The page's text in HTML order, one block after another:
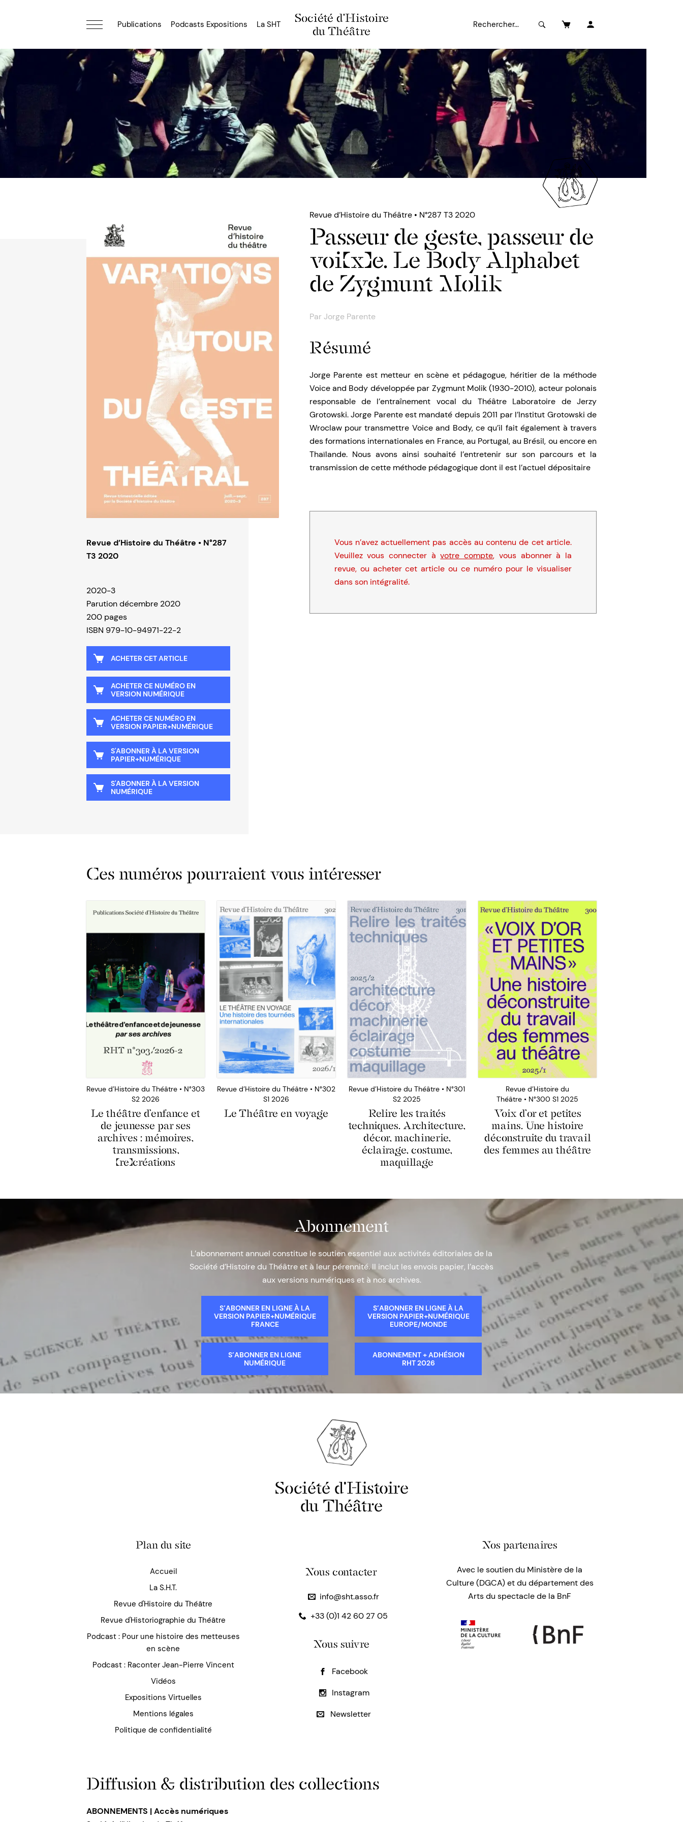
Société d'Histoire
du Théâtre
Publications Podcasts Expositions La SHT
Revue d’Histoire du Théâtre • N°287
T3 2020
2020-3
Parution décembre 2020
200 pages
ISBN 979-10-94971-22-2
ACHETER CET ARTICLE
ACHETER CE NUMÉRO EN
VERSION NUMÉRIQUE
ACHETER CE NUMÉRO EN
VERSION PAPIER+NUMÉRIQUE
S'ABONNER À LA VERSION
PAPIER+NUMÉRIQUE
S'ABONNER À LA VERSION
NUMÉRIQUE
Revue d’Histoire du Théâtre • N°287 T3 2020
Passeur de geste, passeur de
voi(x)e. Le Body Alphabet
de Zygmunt Molik
ParJorge Parente
Résumé
Jorge Parente est metteur en scène et pédagogue, héritier de la méthode
Voice and Body développée par Zygmunt Molik (1930-2010), acteur polonais
responsable de l’entraînement vocal du Théâtre Laboratoire de Jerzy
Grotowski. Jorge Parente est mandaté depuis 2011 par l’Institut Grotowski de
Wroclaw pour transmettre Voice and Body, ce qu’il fait également à travers
des formations internationales en France, au Portugal, au Brésil, ou encore en
Thaïlande. Nous avons ainsi souhaité l’entretenir sur son parcours et la
transmission de cette méthode pédagogique dont il est l’actuel dépositaire
Vous n’avez actuellement pas accès au contenu de cet article.
Veuillez vous connecter àvotre compte, vous abonner à la
revue, ou acheter cet article ou ce numéro pour le visualiser
dans son intégralité.
Ces numéros pourraient vous intéresser
Revue d’Histoire du Théâtre • N°303
S2 2026
Le théâtre d’enfance et
de jeunesse par ses
archives : mémoires,
transmissions,
(re)créations
Revue d’Histoire du Théâtre • N°302
S1 2026
Le Théâtre en voyage
Revue d’Histoire du Théâtre • N°301
S2 2025
Relire les traités
techniques. Architecture,
décor, machinerie,
éclairage, costume,
maquillage
Revue d’Histoire du
Théâtre • N°300 S1 2025
Voix d’or et petites
mains. Une histoire
déconstruite du travail
des femmes au théâtre
Abonnement
L’abonnement annuel constitue le soutien essentiel aux activités éditoriales de la
Société d’Histoire du Théâtre et à leur pérennité. Il inclut les envois papier, l’accès
aux versions numériques et à nos archives.
S’ABONNER EN LIGNE À LA
VERSION PAPIER+NUMÉRIQUE
FRANCE
S’ABONNER EN LIGNE À LA
VERSION PAPIER+NUMÉRIQUE
EUROPE/MONDE
S’ABONNER EN LIGNE
NUMÉRIQUE
ABONNEMENT + ADHÉSION
RHT 2026
Société d'Histoire
du Théâtre
Plan du site
Accueil
La S.H.T.
Revue d'Histoire du Théâtre
Revue d'Historiographie du Théâtre
Podcast : Pour une histoire des metteuses
en scène
Podcast : Raconter Jean-Pierre Vincent
Vidéos
Expositions Virtuelles
Mentions légales
Politique de confidentialité
Nous contacter
info@sht.asso.fr
+33 (0)1 42 60 27 05
Nous suivre
Facebook
Instagram
Newsletter
Nos partenaires
Avec le soutien du Ministère de la
Culture (DGCA) et du département des
Arts du spectacle de la BnF
Diffusion & distribution des collections
ABONNEMENTS | Accès numériques